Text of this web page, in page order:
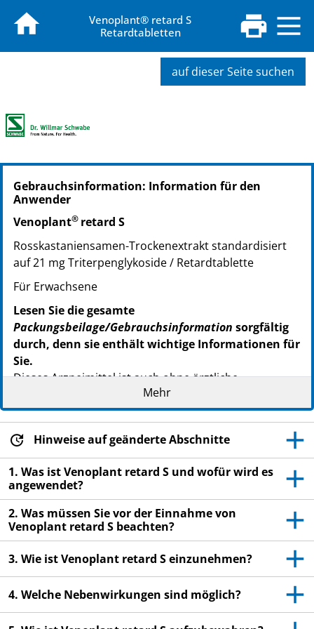
Venoplant® retard S
Retardtabletten
auf dieser Seite suchen
PZN: 07118816
PPN: 110711881687
PZN: 07118822
PPN: 110711882253
NTIN: 04150071188223
PZN: 07118839
PPN: 110711883943
NTIN: 04150071188391
Gebrauchsinformation: Information für den
Anwender
Venoplant® retard S
Rosskastaniensamen-Trockenextrakt standardisiert
auf 21 mg Triterpenglykoside / Retardtablette
Für Erwachsene
Lesen Sie die gesamte
Packungsbeilage/Gebrauchsinformation sorgfältig
durch, denn sie enthält wichtige Informationen für
Sie.
Dieses Arzneimittel ist auch ohne ärztliche
Verschreibung erhältlich. Um einen bestmöglichen
Behandlungserfolg zu erzielen, muss Venoplant
retard S jedoch vorschriftsmäßig angewendet werden.
auf. Vielleicht möchten
Sie diese später nochmals lesen.
- Fragen Sie Ihren Apotheker, wenn Sie weitere
Informationen oder einen Rat benötigen.
- Wenn sich Ihre Beschwerden verschlimmern oder
nach 4 Wochen keine Besserung eintritt, müssen Sie
auf jeden Fall einen Arzt aufsuchen.
Mehr
Hinweise auf geänderte Abschnitte
1. Was ist Venoplant retard S und wofür wird es
angewendet?
2. Was müssen Sie vor der Einnahme von
Venoplant retard S beachten?
3. Wie ist Venoplant retard S einzunehmen?
4. Welche Nebenwirkungen sind möglich?